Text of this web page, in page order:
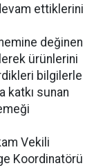
ettiklerini
değinen
ürünlerini
bilgilerle
katkı sunan
Vekili
Koordinatörü